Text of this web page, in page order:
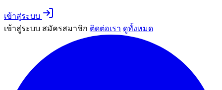
เข้าสู่ระบบ
เข้าสู่ระบบ สมัครสมาชิก ติดต่อเรา ดูทั้งหมด